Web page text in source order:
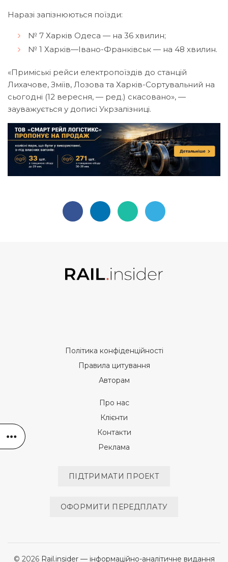
Наразі запізнюються поїзди:
№ 7 Харків Одеса — на 36 хвилин;
№ 1 Харків—Івано-Франківськ — на 48 хвилин.
«Приміські рейси електропоїздів до станцій
Лихачове, Зміїв, Лозова та Харків-Сортувальний на
сьогодні (12 вересня, — ред.) скасовано», —
зауважується у дописі Укрзалізниці.
Політика конфіденційності
Правила цитування
Авторам
Про нас
Клієнти
Контакти
Реклама
ПІДТРИМАТИ ПРОЕКТ
ОФОРМИТИ ПЕРЕДПЛАТУ
© 2026 Rail.insider — інформаційно-аналітичне видання